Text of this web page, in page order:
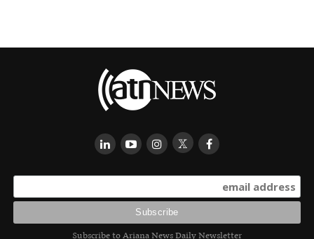
Subscribe to Ariana News Daily Newsletter